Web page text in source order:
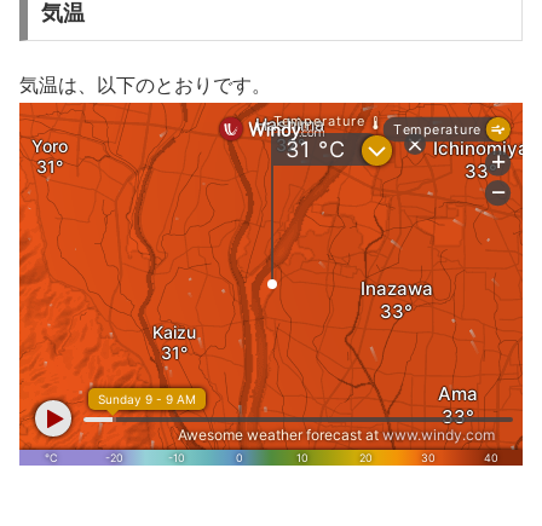
気温
気温は、以下のとおりです。